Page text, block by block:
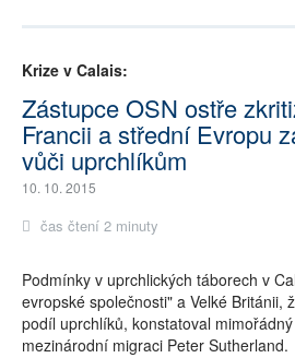
Krize v Calais:
Zástupce OSN ostře
Francii a střední Evropu
vůči uprchlíkům
10. 10. 2015
čas čtení 2 minuty
Podmínky v uprchlických táborech v
evropské společnosti" a Velké Británii,
podíl uprchlíků, konstatoval
mezinárodní migraci Peter Sutherland.